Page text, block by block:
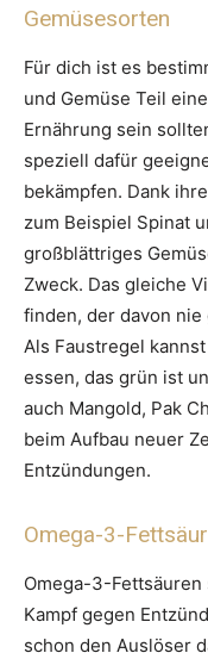
Gemüsesorten
Für dich ist es
und Gemüse Teil
Ernährung sein
speziell dafür
bekämpfen. Dank
zum Beispiel Spinat
großblättriges
Zweck. Das gleiche
finden, der davon nie
Als Faustregel
essen, das grün ist
auch Mangold, Pak
beim Aufbau neuer
Entzündungen.
Omega-3-
Omega-3-
Kampf gegen
schon den Auslöser